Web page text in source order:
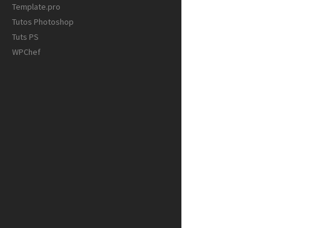
Template.pro
Tutos Photoshop
Tuts PS
WPChef